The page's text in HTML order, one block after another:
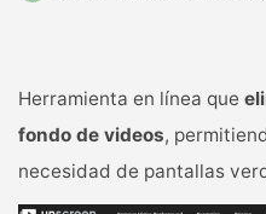
Herramienta en línea que
fondo de videos,
necesidad de pantallas